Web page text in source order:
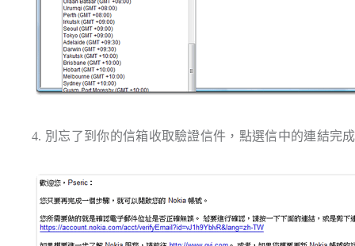
4. 別忘了到你的信箱收取驗證信件，點選信中的連結完